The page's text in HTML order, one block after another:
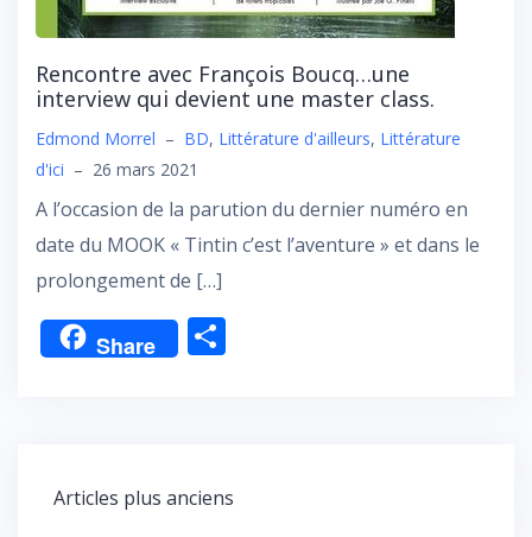
Rencontre avec François Boucq…une
interview qui devient une master class.
Edmond Morrel – BD, Littérature d'ailleurs, Littérature
d'ici – 26 mars 2021
A l’occasion de la parution du dernier numéro en
date du MOOK « Tintin c’est l’aventure » et dans le
prolongement de […]
Share
er
Navigation
Articles plus anciens